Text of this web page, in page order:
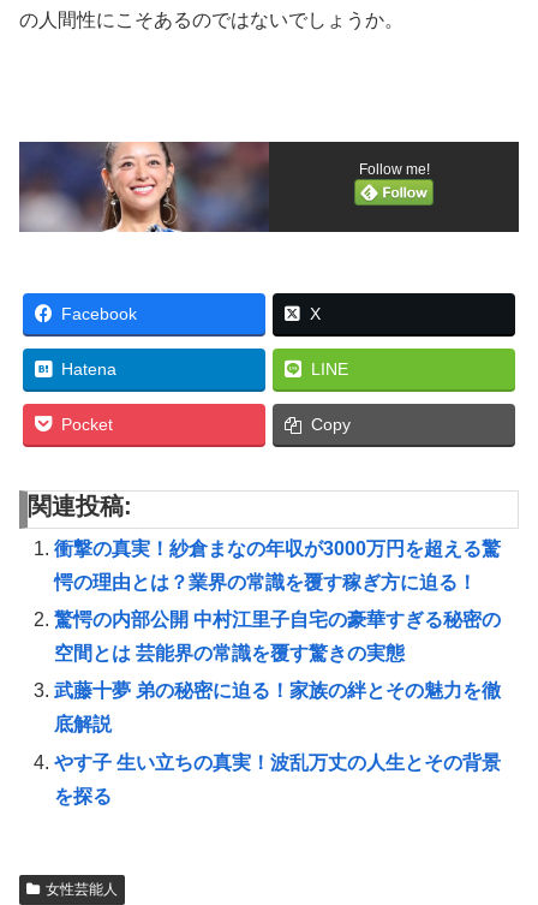
の人間性にこそあるのではないでしょうか。
Follow me!
Facebook X
Hatena LINE
Pocket Copy
関連投稿:
衝撃の真実！紗倉まなの年収が3000万円を超える驚
愕の理由とは？業界の常識を覆す稼ぎ方に迫る！
驚愕の内部公開 中村江里子自宅の豪華すぎる秘密の
空間とは 芸能界の常識を覆す驚きの実態
武藤十夢 弟の秘密に迫る！家族の絆とその魅力を徹
底解説
やす子 生い立ちの真実！波乱万丈の人生とその背景
を探る
女性芸能人